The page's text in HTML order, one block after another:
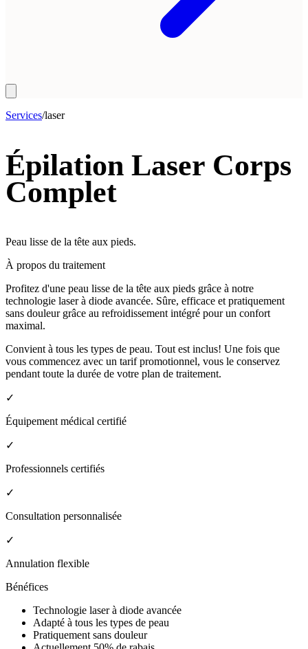
Services/laser
Épilation Laser Corps
Complet
Peau lisse de la tête aux pieds.
À propos du traitement
Profitez d'une peau lisse de la tête aux pieds grâce à notre
technologie laser à diode avancée. Sûre, efficace et pratiquement
sans douleur grâce au refroidissement intégré pour un confort
maximal.
Convient à tous les types de peau. Tout est inclus! Une fois que
vous commencez avec un tarif promotionnel, vous le conservez
pendant toute la durée de votre plan de traitement.
✓
Équipement médical certifié
✓
Professionnels certifiés
✓
Consultation personnalisée
✓
Annulation flexible
Bénéfices
Technologie laser à diode avancée
Adapté à tous les types de peau
Pratiquement sans douleur